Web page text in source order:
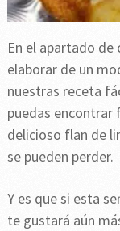
En el apartado de
elaborar de un
nuestras receta
puedas encontrar
delicioso flan de
se pueden perder.
Y es que si esta
te gustará aún